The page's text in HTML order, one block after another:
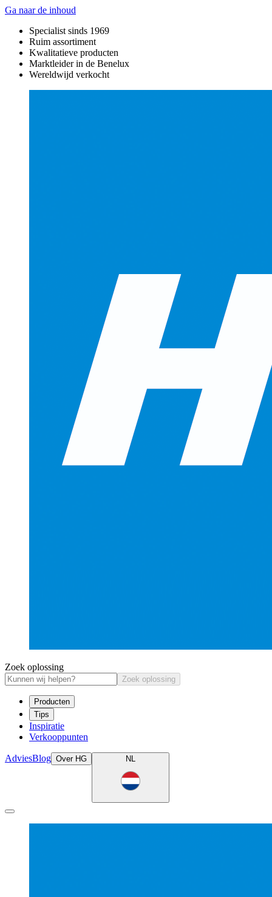
Ga naar de inhoud
Specialist sinds 1969
Ruim assortiment
Kwalitatieve producten
Marktleider in de Benelux
Wereldwijd verkocht
Zoek oplossing
Zoek oplossing
Producten
Tips
Inspiratie
Verkooppunten
AdviesBlog Over HG NL